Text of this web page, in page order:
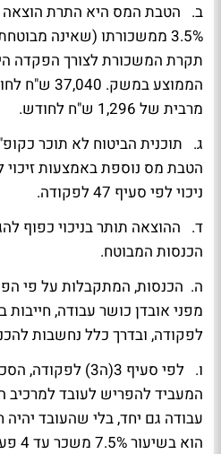
ב. הטבת המס היא התרת הוצאה
3.5% ממשכורתו (שאינה
תקרת המשכורת לצורך הפקדה
מרבית של 1,296 ש"ח לחודש.
ג. תוכנית הביטוח לא תוכר
ניכוי לפי סעיף 47 לפקודה.
ד. ההוצאה תותר בניכוי כפוף
הכנסות המבוטח.
ה. הכנסות, המתקבלות על פי
לפקודה, ובדרך כלל נחשבות
ו. לפי סעיף 3(ה3)
המעביד להפריש לעובד למרכיב
עבודה גם יחד, בלי שהעובד
הוא